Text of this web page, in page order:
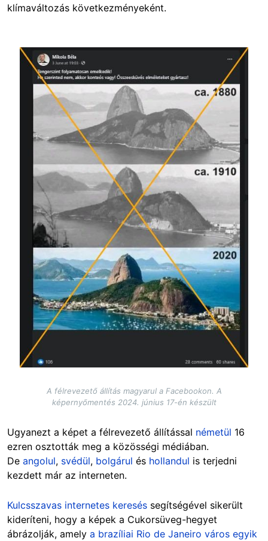
klímaváltozás következményeként.
Image
A félrevezető állítás magyarul a Facebookon. A
képernyőmentés 2024. június 17-én készült
Ugyanezt a képet a félrevezető állítással németül 16
ezren osztották meg a közösségi médiában.
De angolul, svédül, bolgárul és hollandul is terjedni
kezdett már az interneten.
Kulcsszavas internetes keresés segítségével sikerült
kideríteni, hogy a képek a Cukorsüveg-hegyet
ábrázolják, amely a brazíliai Rio de Janeiro város egyik